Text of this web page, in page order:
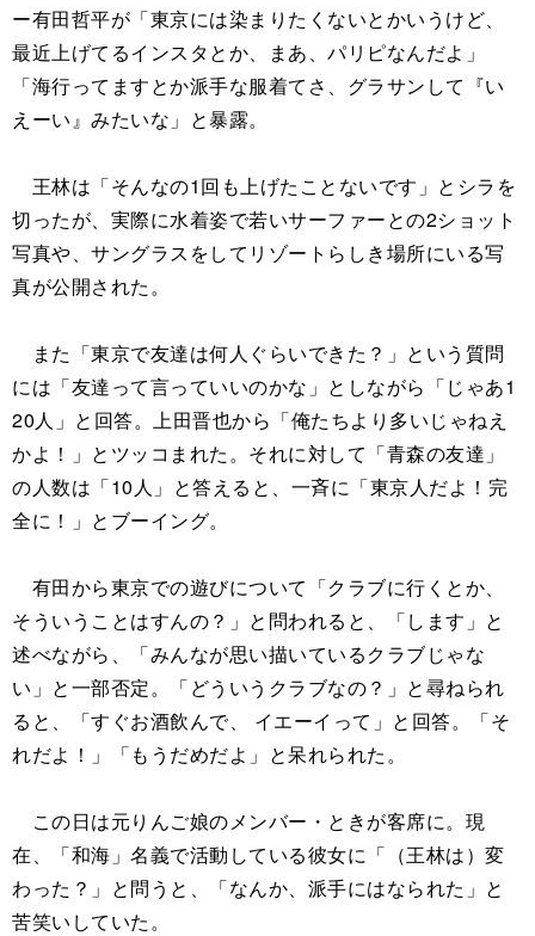
ー有田哲平が「東京には染まりたくないとかいうけど、
最近上げてるインスタとか、まあ、パリピなんだよ」
「海行ってますとか派手な服着てさ、グラサンして『い
えーい』みたいな」と暴露。
王林は「そんなの1回も上げたことないです」とシラを
切ったが、実際に水着姿で若いサーファーとの2ショット
写真や、サングラスをしてリゾートらしき場所にいる写
真が公開された。
また「東京で友達は何人ぐらいできた？」という質問
には「友達って言っていいのかな」としながら「じゃあ1
20人」と回答。上田晋也から「俺たちより多いじゃねえ
かよ！」とツッコまれた。それに対して「青森の友達」
の人数は「10人」と答えると、一斉に「東京人だよ！完
全に！」とブーイング。
有田から東京での遊びについて「クラブに行くとか、
そういうことはすんの？」と問われると、「します」と
述べながら、「みんなが思い描いているクラブじゃな
い」と一部否定。「どういうクラブなの？」と尋ねられ
ると、「すぐお酒飲んで、 イエーイって」と回答。「そ
れだよ！」「もうだめだよ」と呆れられた。
この日は元りんご娘のメンバー・ときが客席に。現
在、「和海」名義で活動している彼女に「（王林は）変
わった？」と問うと、「なんか、派手にはなられた」と
苦笑いしていた。